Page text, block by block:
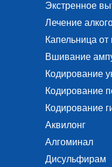
Экстренное
Лечение
Капельница от
Вшивание
Кодирование
Кодирование
Кодирование
Аквилонг
Алгоминал
Дисульфирам